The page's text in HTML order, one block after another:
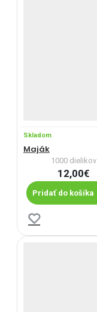
Skladom
Maják
1000 dielikov
12,00€
Pridať do košíka